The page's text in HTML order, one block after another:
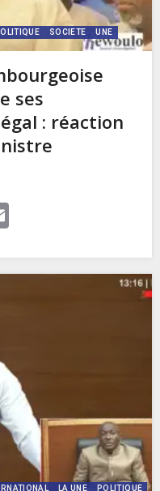
SOCIETE UNE
ses
: réaction
LA UNE
POLITIQUE